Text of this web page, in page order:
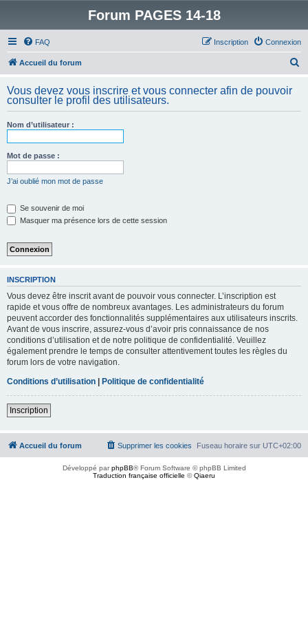
Forum PAGES 14-18
FAQ Connexion
Inscription
Accueil du forum
h
Vous devez vous inscrire et vous connecter afin de pouvoir
consulter le profil des utilisateurs.
Nom d’utilisateur :
Mot de passe :
J’ai oublié mon mot de passe
Se souvenir de moi
Masquer ma présence lors de cette session
INSCRIPTION
Vous devez être inscrit avant de pouvoir vous connecter. L’inscription est
rapide et vous offre de nombreux avantages. Les administrateurs du forum
peuvent accorder des fonctionnalités supplémentaires aux utilisateurs inscrits.
Avant de vous inscrire, assurez-vous d’avoir pris connaissance de nos
conditions d’utilisation et de notre politique de confidentialité. Veuillez
également prendre le temps de consulter attentivement toutes les règles du
forum lors de votre navigation.
Conditions d’utilisation | Politique de confidentialité
Inscription
Accueil du forum Fuseau horaire sur UTC+02:00
Supprimer les cookies
Développé parphpBB® Forum Software © phpBB Limited
Traduction française officielle ©Qiaeru